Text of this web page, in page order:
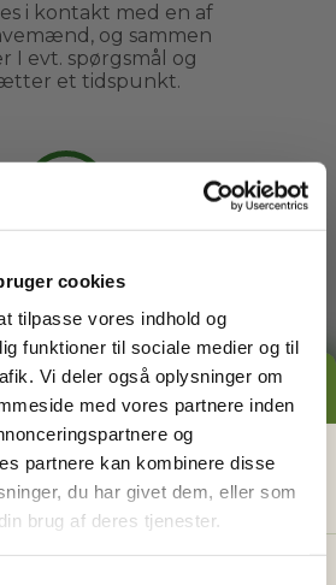
cookies
tilpasse vores indhold og
funktioner til sociale medier og til
Vi deler også oplysninger om
med vores partnere inden
og
partnere kan kombinere disse
du har givet dem, eller som
brug af deres tjenester.
i kontakt med en af
og sammen
I evt. spørgsmål og
et tidspunkt.
slappe af, mens din
ordner din have. Du
ikke engang være
hjemme.
4
PRISESTIMAT
detegentligat få
i haven?
faste timepriser, eksempler